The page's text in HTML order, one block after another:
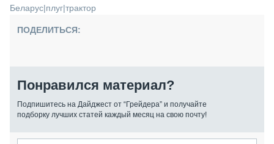
Беларус|плуг|трактор
ПОДЕЛИТЬСЯ:
Понравился материал?
Подпишитесь на Дайджест от “Грейдера” и получайте
подборку лучших статей каждый месяц на свою почту!